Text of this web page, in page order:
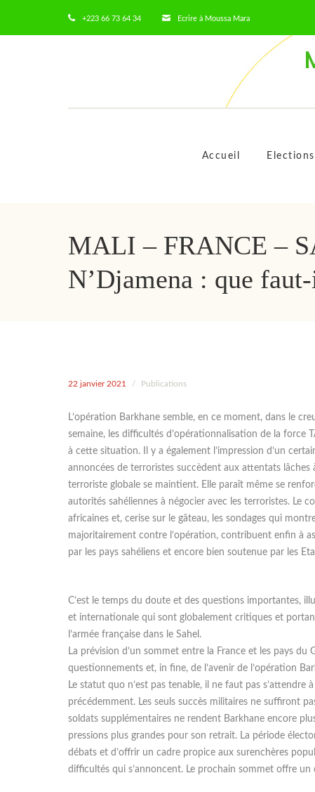
+223 66 73 64 34 Ecrire à Moussa Mara
Accueil Elections
MALI – FRANCE –
N’Djamena : que
22 janvier 2021 / Publications
L’opération Barkhane semble, en ce moment, dans le
semaine, les difficultés d’opérationnalisation de la force
à cette situation. Il y a également l’impression d’un
annoncées de terroristes succèdent aux attentats lâches
terroriste globale se maintient. Elle paraît même se
autorités sahéliennes à négocier avec les terroristes. Le
africaines et, cerise sur le gâteau, les sondages qui
majoritairement contre l’opération, contribuent enfin à
par les pays sahéliens et encore bien soutenue par les
C’est le temps du doute et des questions importantes,
et internationale qui sont globalement critiques et
l’armée française dans le Sahel.
La prévision d’un sommet entre la France et les pays
questionnements et, in fine, de l’avenir de l’opération
Le statut quo n’est pas tenable, il ne faut pas
précédemment. Les seuls succès militaires ne suffiront
soldats supplémentaires ne rendent Barkhane encore
pressions plus grandes pour son retrait. La période
débats et d’offrir un cadre propice aux surenchères
difficultés qui s’annoncent. Le prochain sommet offre un